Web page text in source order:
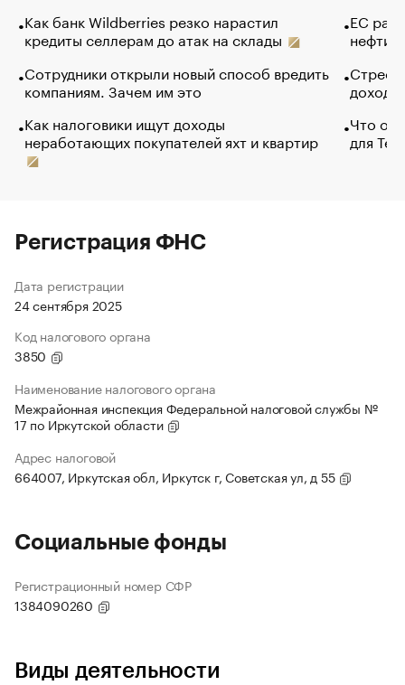
Как банк Wildberries резко нарастил
кредиты селлерам до атак на склады
Сотрудники открыли новый способ вредить
компаниям. Зачем им это
Как налоговики ищут доходы
неработающих покупателей яхт и квартир
ЕС
нефти
Что
для
Регистрация ФНС
Дата регистрации
24 сентября 2025
Код налогового органа
3850
Наименование налогового органа
Межрайонная инспекция Федеральной налоговой службы №
17 по Иркутской области
Адрес налоговой
664007, Иркутская обл, Иркутск г, Советская ул, д 55
Социальные фонды
Регистрационный номер СФР
1384090260
Виды деятельности